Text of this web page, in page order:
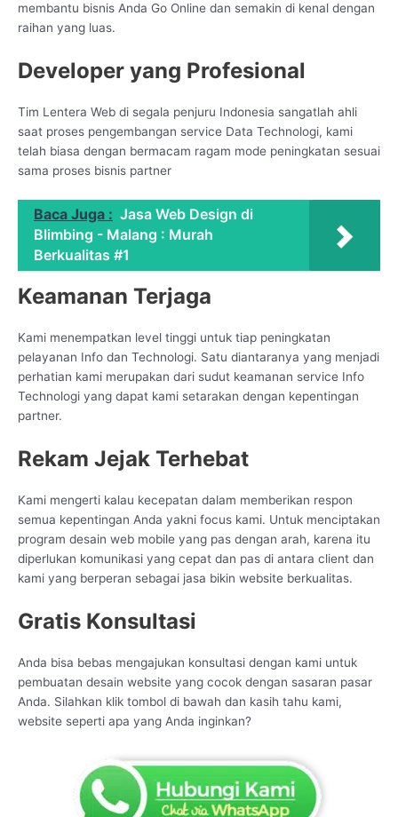
membantu bisnis Anda Go Online dan semakin di kenal dengan
raihan yang luas.
Developer yang Profesional
Tim Lentera Web di segala penjuru Indonesia sangatlah ahli
saat proses pengembangan service Data Technologi, kami
telah biasa dengan bermacam ragam mode peningkatan sesuai
sama proses bisnis partner
Baca Juga : Jasa Web Design di
Blimbing - Malang : Murah
Berkualitas #1
Keamanan Terjaga
Kami menempatkan level tinggi untuk tiap peningkatan
pelayanan Info dan Technologi. Satu diantaranya yang menjadi
perhatian kami merupakan dari sudut keamanan service Info
Technologi yang dapat kami setarakan dengan kepentingan
partner.
Rekam Jejak Terhebat
Kami mengerti kalau kecepatan dalam memberikan respon
semua kepentingan Anda yakni focus kami. Untuk menciptakan
program desain web mobile yang pas dengan arah, karena itu
diperlukan komunikasi yang cepat dan pas di antara client dan
kami yang berperan sebagai jasa bikin website berkualitas.
Gratis Konsultasi
Anda bisa bebas mengajukan konsultasi dengan kami untuk
pembuatan desain website yang cocok dengan sasaran pasar
Anda. Silahkan klik tombol di bawah dan kasih tahu kami,
website seperti apa yang Anda inginkan?